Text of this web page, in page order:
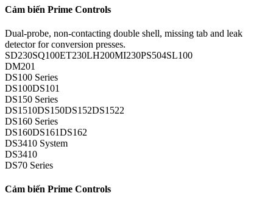
Cảm biến Prime Controls
Dual-probe, non-contacting double shell, missing tab and leak
detector for conversion presses.
SD230SQ100ET230LH200MI230PS504SL100
DM201
DS100 Series
DS100DS101
DS150 Series
DS1510DS150DS152DS1522
DS160 Series
DS160DS161DS162
DS3410 System
DS3410
DS70 Series
Cảm biến Prime Controls